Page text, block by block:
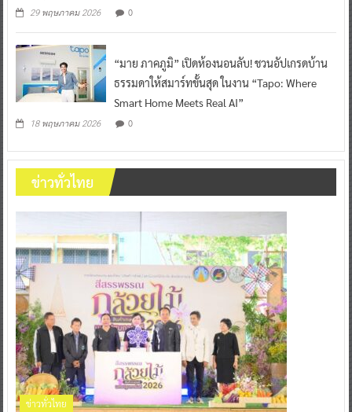
29 พฤษภาคม 2026 0
“มาย ภาคภูมิ” เปิดห้องนอนลับ! ชวนอัปเกรดบ้าน
ธรรมดาให้สมาร์ทขั้นสุด ในงาน “Tapo: Where
Smart Home Meets Real AI”
18 พฤษภาคม 2026 0
ข่าวทั่วไทย
ข่าวทั่วไทย